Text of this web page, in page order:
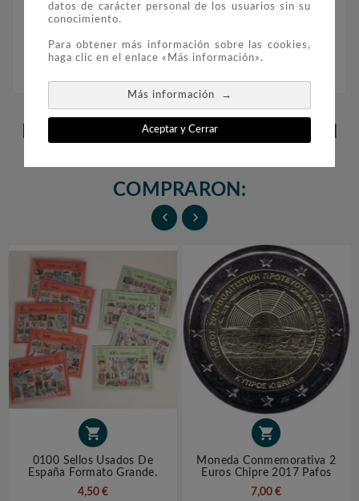
datos de carácter personal de los usuarios sin su
conocimiento.
Para obtener más información sobre las cookies,
haga clic en el enlace «Más información».
Más información →
Aceptar y Cerrar
Ref. 325773
LOS CLIENTES QUE ADQUIRIERON
COMPRARON:
 

0100 Sellos Usados De
España Formato Grande.
4,50 €

Moneda Conmemorativa 2
Euros Chipre 2017 Pafos
7,00 €